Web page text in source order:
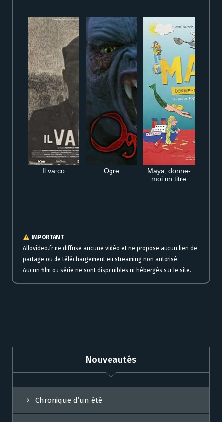
Il varco Ogre
Maya, donne-
moi un titre
IMPORTANT
Allovideo.fr ne diffuse aucune vidéo et ne propose aucun lien de
partage ou de téléchargement en streaming non autorisé.
Aucun film ou série ne sont disponibles ni hébergés sur le site.
Nouveautés
Chronique d’un été